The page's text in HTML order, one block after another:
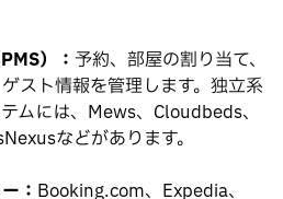
）： 予約、部屋の割り当て、
スト情報を管理します。独立系
ムには、Mews、Cloudbeds、
などがあります。
： Booking.com、Expedia、